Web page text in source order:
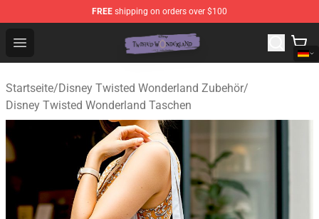
FREE shipping on orders over $100
Open menu
Twisted Wonderland Store - Official Twisted
Startseite/Disney Twisted Wonderland Zubehör/
Disney Twisted Wonderland Taschen